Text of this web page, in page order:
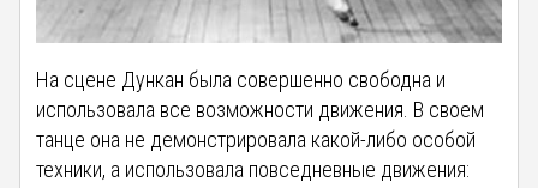
На сцене Дункан была совершенно свободна и
использовала все возможности движения. В своем
танце она не демонстрировала какой-либо особой
техники, а использовала повседневные движения: